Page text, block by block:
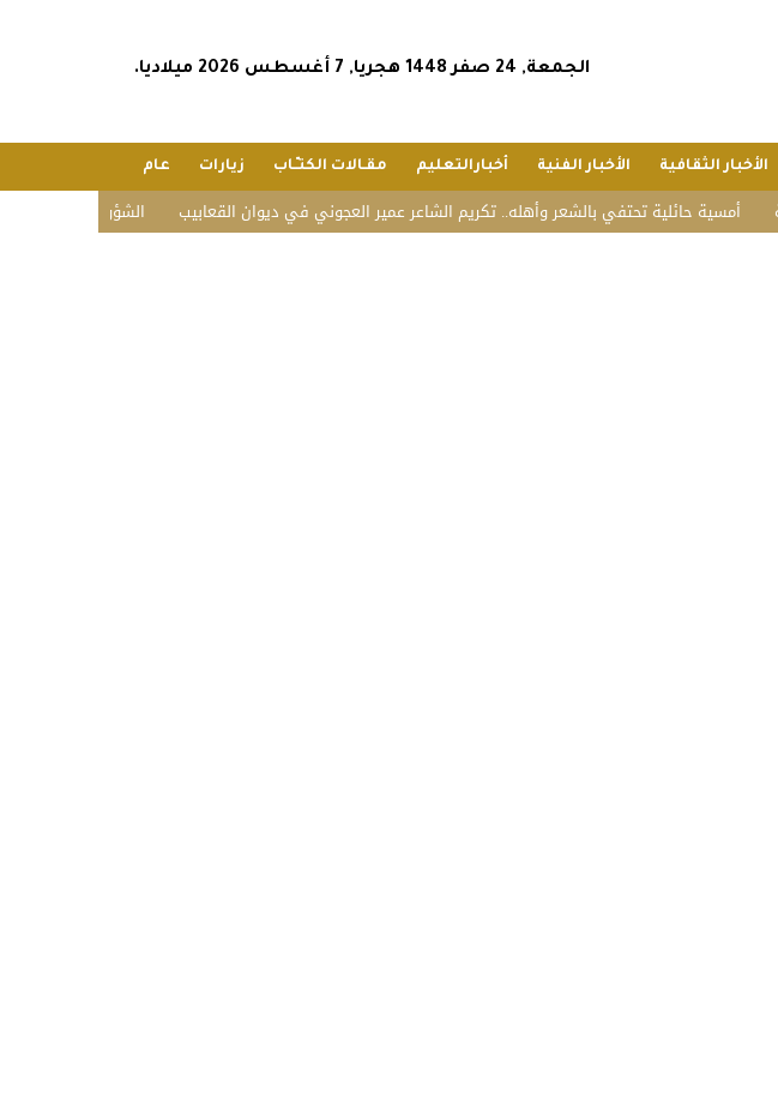
الجمعة, 24 صفر 1448 هجريا, 7 أغسطس 2026 ميلاديا.
الأخبار الثقافية الأخبار الفنية أخبارالتعليم مقـالات الكتـّـاب زيارات عام
الشؤون الإسلامية تستقبل حائلية تحتفي بالشعر وأهله.. تكريم الشاعر عمير العجوني في ديوان القعابيب